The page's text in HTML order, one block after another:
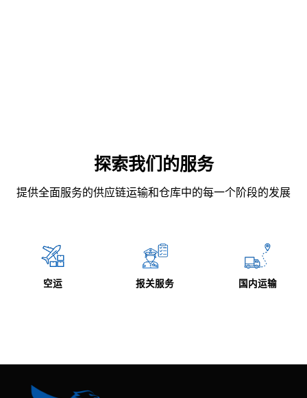
探索我们的服务
提供全面服务的供应链运输和仓库中的每一个阶段的发展